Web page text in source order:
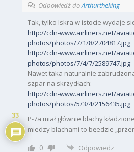
Odpowiedź doArthurtheking
Tak, tylko Iskra w istocie wydaje
http://cdn-www.airliners.net/
photos/photos/7/1/8/2704817.jpg
http://cdn-www.airliners.net/
photos/photos/7/4/7/2589747.jpg
Nawet taka naturalnie
szpar na skrzydłach:
http://cdn-www.airliners.net/
photos/photos/5/3/4/2156435.jpg
P-7a miał głównie blachy
miedzy blachami to bęedzie
0 Odpowiedz
33